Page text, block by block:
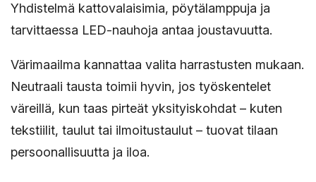
Yhdistelmä kattovalaisimia, pöytälamppuja ja
tarvittaessa LED-nauhoja antaa joustavuutta.
Värimaailma kannattaa valita harrastusten mukaan.
Neutraali tausta toimii hyvin, jos työskentelet
väreillä, kun taas pirteät yksityiskohdat – kuten
tekstiilit, taulut tai ilmoitustaulut – tuovat tilaan
persoonallisuutta ja iloa.